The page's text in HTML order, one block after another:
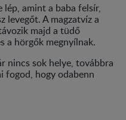
lép, amint a baba felsír,
levegőt. A magzatvíz a
majd a tüdő
a hörgők megnyílnak.
nincs sok helye, továbbra
fogod, hogy odabenn